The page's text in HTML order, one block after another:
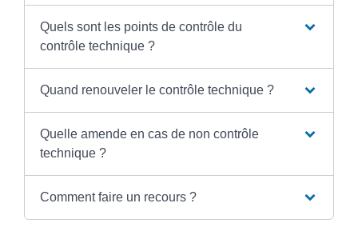
Quels sont les points de contrôle du
contrôle technique ?
Quand renouveler le contrôle technique ?
Quelle amende en cas de non contrôle
technique ?
Comment faire un recours ?